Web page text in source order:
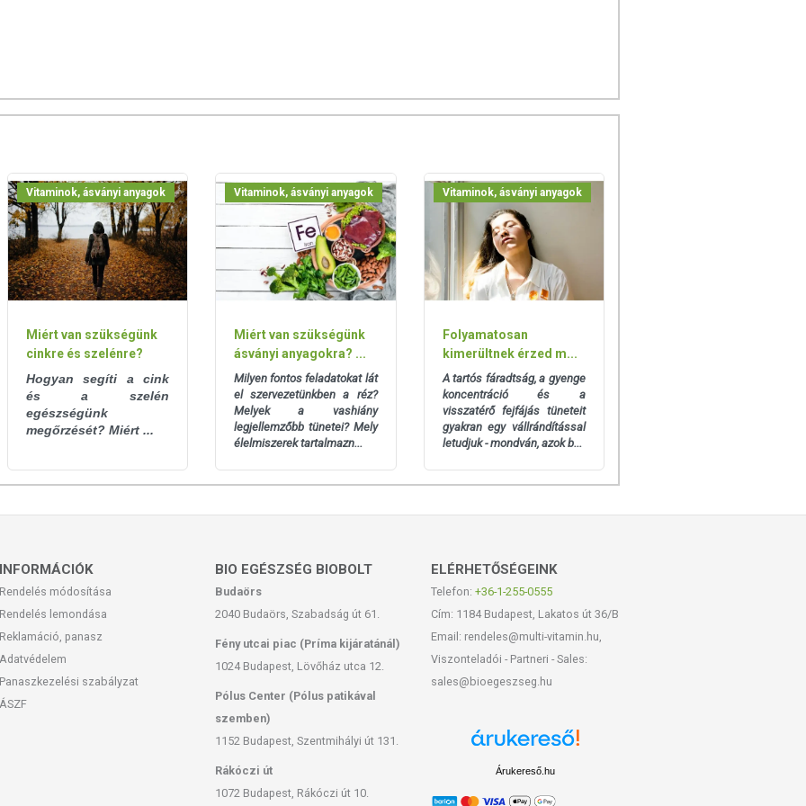
levő európai uniós szabályozás szerint
Bár az étrend-kiegészítők kedvező élettani
eltérő lehet, jelölésük, megjelenítésük, és
a készítményeknek betegséget megelőző vagy gyógyító
vegyes étrendet és az egészséges életmódot! A
A termék nem az orvosi kezelés helyettesítésére
beszélje meg kezelőorvosával. Az ajánlott napi
szedje a készítményt, ha az összetevők bármelyikére
elzárva tartandó!
Vitaminok, ásványi anyagok
Miért van szükségünk
cinkre és szelénre?
Hogyan segíti a cink
és a szelén
egészségünk
megőrzését? Miért ...
Vitaminok, ásványi anyagok
Miért van szükségünk
ásványi anyagokra? ...
Milyen fontos feladatokat lát
el szervezetünkben a réz?
Melyek a vashiány
legjellemzőbb tünetei? Mely
élelmiszerek tartalmazn...
Vitaminok, ásványi anyagok
Folyamatosan
kimerültnek érzed m...
A tartós fáradtság, a gyenge
koncentráció és a
visszatérő fejfájás tüneteit
gyakran egy vállrándítással
letudjuk - mondván, azok b...
INFORMÁCIÓK
Rendelés módosítása
Rendelés lemondása
Reklamáció, panasz
Adatvédelem
Panaszkezelési szabályzat
ÁSZF
BIO EGÉSZSÉG BIOBOLT
Budaörs
2040 Budaörs, Szabadság út 61.
Fény utcai piac (Príma kijáratánál)
1024 Budapest, Lövőház utca 12.
Pólus Center (Pólus patikával
szemben)
1152 Budapest, Szentmihályi út 131.
Rákóczi út
1072 Budapest, Rákóczi út 10.
ELÉRHETŐSÉGEINK
Telefon: +36-1-255-0555
Cím: 1184 Budapest, Lakatos út 36/B
Email: rendeles@multi-vitamin.hu,
Viszonteladói - Partneri - Sales:
sales@bioegeszseg.hu
Árukereső.hu